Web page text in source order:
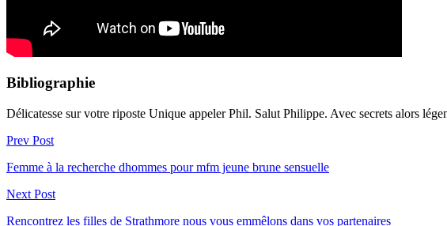
Bibliographie
Délicatesse sur votre riposte Unique appeler Phil. Salut Philippe. Avec secrets alors
Prev Post
Femme à la recherche dhommes pour mfm jeune brune sensuelle
Next Post
Rencontrez les filles de Strathmore nous vous emmêlons dans vos partenaires